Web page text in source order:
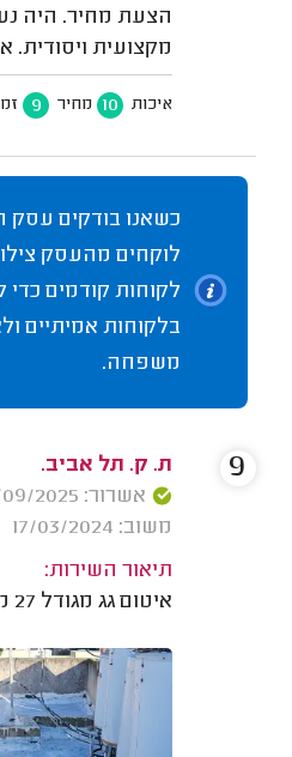
הצעת מחיר. היה
מקצועית ויסודית.
איכות 10 מחיר 9
כשאנו בודקים עסק
לוקחים מהעסק
לקוחות קודמים כדי
בלקוחות אמיתיים
משפחה.
ת. ק. תל אביב.
אשרור: 04/09/2025
משוב: 17/03/2024
תיאור השירות:
איטום גג מגודל 27 מ"ר.
9